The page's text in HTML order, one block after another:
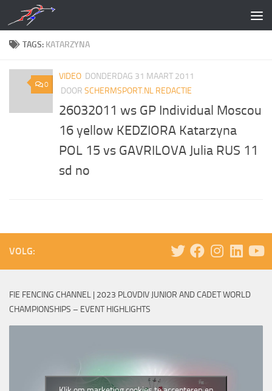
Doorgaan naar inhoud
TAGS: KATARZYNA
0
VIDEO DONDERDAG 31 MAART 2011
DOOR SCHERMSPORT.NL REDACTIE
26032011 ws GP Individual Moscou
16 yellow KEDZIORA Katarzyna
POL 15 vs GAVRILOVA Julia RUS 11
sd no
VOLG:
FIE FENCING CHANNEL | 2023 PLOVDIV JUNIOR AND CADET WORLD
CHAMPIONSHIPS – EVENT HIGHLIGHTS